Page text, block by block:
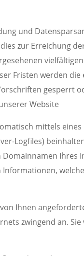
und
zur Erreichung
Fristen werden
gesperrt
Website
mittels
Logfiles)
Ihres
Ihnen
zwingend an.